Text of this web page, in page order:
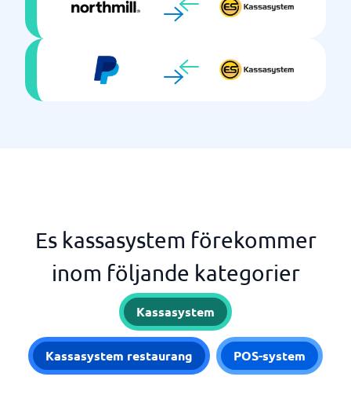
Es kassasystem förekommer
inom följande kategorier
Kassasystem
Kassasystem restaurang POS-system